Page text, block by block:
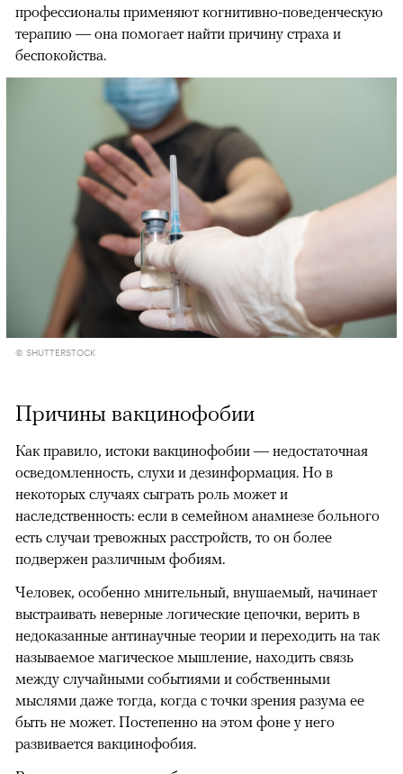
профессионалы применяют когнитивно-поведенческую
терапию — она помогает найти причину страха и
беспокойства.
© SHUTTERSTOCK
Причины вакцинофобии
Как правило, истоки вакцинофобии — недостаточная
осведомленность, слухи и дезинформация. Но в
некоторых случаях сыграть роль может и
наследственность: если в семейном анамнезе больного
есть случаи тревожных расстройств, то он более
подвержен различным фобиям.
Человек, особенно мнительный, внушаемый, начинает
выстраивать неверные логические цепочки, верить в
недоказанные антинаучные теории и переходить на так
называемое магическое мышление, находить связь
между случайными событиями и собственными
мыслями даже тогда, когда с точки зрения разума ее
быть не может. Постепенно на этом фоне у него
развивается вакцинофобия.